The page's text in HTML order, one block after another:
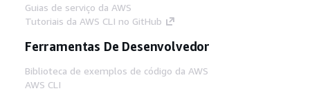
Guias de serviço da AWS
Tutoriais da AWS CLI no GitHub
Ferramentas De Desenvolvedor
Biblioteca de exemplos de código da AWS
AWS CLI